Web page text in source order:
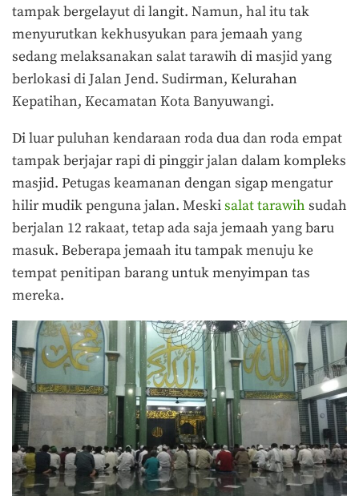
tampak bergelayut di langit. Namun, hal itu tak
menyurutkan kekhusyukan para jemaah yang
sedang melaksanakan salat tarawih di masjid yang
berlokasi di Jalan Jend. Sudirman, Kelurahan
Kepatihan, Kecamatan Kota Banyuwangi.
Di luar puluhan kendaraan roda dua dan roda empat
tampak berjajar rapi di pinggir jalan dalam kompleks
masjid. Petugas keamanan dengan sigap mengatur
hilir mudik penguna jalan. Meskisalat tarawih sudah
berjalan 12 rakaat, tetap ada saja jemaah yang baru
masuk. Beberapa jemaah itu tampak menuju ke
tempat penitipan barang untuk menyimpan tas
mereka.